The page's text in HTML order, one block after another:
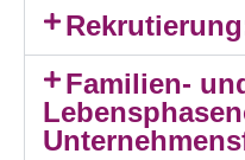
Familien-